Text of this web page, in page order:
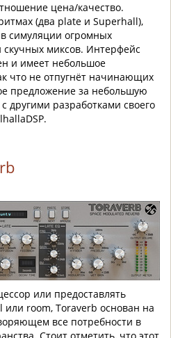
цена/качество.
(два plate и Superhall),
симуляции огромных
миксов. Интерфейс
и имеет небольшое
что не отпугнёт начинающих
предложение за небольшую
другими разработками своего
или предоставлять
room, Toraverb основан на
все потребности в